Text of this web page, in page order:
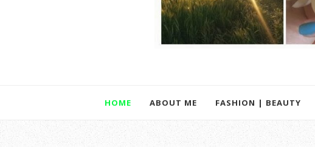
HOME ABOUT ME FASHION | BEAUTY